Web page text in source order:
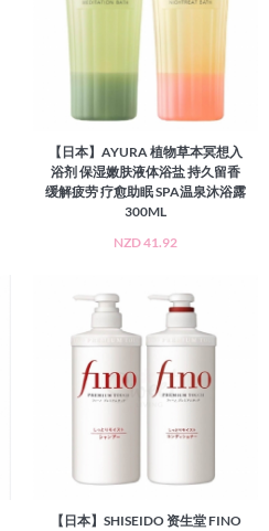
【日本】AYURA 植物草本冥想入
浴剂 保湿嫩肤液体浴盐 持久留香
缓解疲劳 疗愈助眠 SPA温泉沐浴露
300ML
NZD 41.92
【日本】SHISEIDO 资生堂 FINO